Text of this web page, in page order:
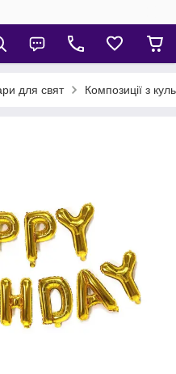
для свят Композиції з